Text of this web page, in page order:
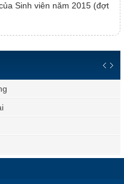
Sinh viên năm 2015 (đợt